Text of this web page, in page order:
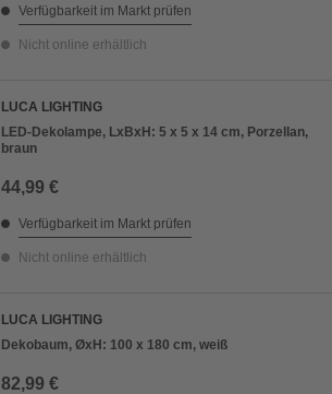
Verfügbarkeit im Markt prüfen
Nicht online erhältlich
LUCA LIGHTING
LED-Dekolampe, LxBxH: 5 x 5 x 14 cm, Porzellan,
braun
44,99 €
Verfügbarkeit im Markt prüfen
Nicht online erhältlich
LUCA LIGHTING
Dekobaum, ØxH: 100 x 180 cm, weiß
82,99 €